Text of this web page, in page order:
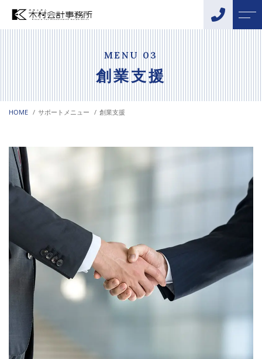
当事務所について
サポートメニュー
創業支援
DX化支援
事業承継・M&Aサポート
キャンペーン
よくある質問
MENU 03
創業支援
HOME サポートメニュー 創業支援